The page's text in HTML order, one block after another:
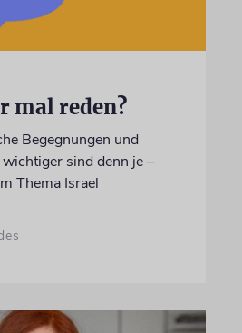
mal reden?
Begegnungen und
sind denn je –
Thema Israel